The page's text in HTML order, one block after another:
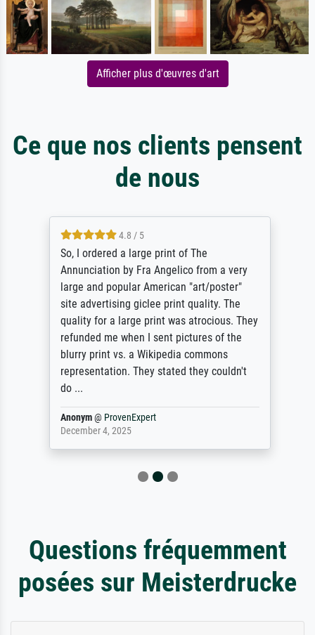
Afficher plus d'œuvres d'art
Ce que nos clients pensent
de nous
4.8 / 5
So, I ordered a large print of The
Annunciation by Fra Angelico from a very
large and popular American "art/poster"
site advertising giclee print quality. The
quality for a large print was atrocious. They
refunded me when I sent pictures of the
blurry print vs. a Wikipedia commons
representation. They stated they couldn't
do ...
Anonym@ ProvenExpert
December 4, 2025
Questions fréquemment
posées sur Meisterdrucke